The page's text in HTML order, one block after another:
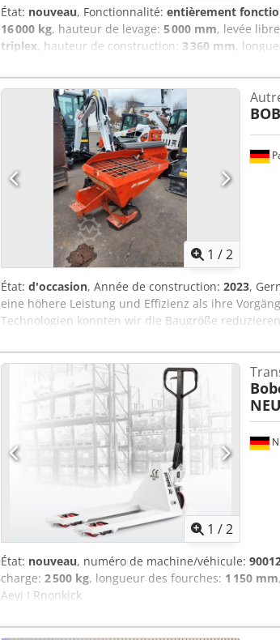
État: nouveau, Fonctionnalité: entièrement
16 000 kg, hauteur de levage: 5 000 mm, levée
triplex, hauteur de construction: 3 360 mm,
, Chariot élévateur diesel Centre de gravité
10 000 kg Type de mât : Triplex Boîte de vitesses :
Type de pneus avant : Superélastique État des
État des pneus arrière : Neuf Dcodpfsy Up S Eox
2025 / DISPONIBLE EN JUILLET 25 Déplacement
phares de travail avant, chauffage, cabine
phare de sécurité, rétroviseurs extérieurs,
hydraulique, radio DAB avec fonction MP3, écran
caméras avant et arrière, système d'alerte de
réglage simultané des fourches avec valve de
1 /2
État: d'occasion, Année de construction: 2023,
eine höhere Leistung und Effizienz als ihre
Technologien konnten wir die Baugröße
verbesserten Kraftstoffeffizienz und einem
La nouvelle génération de moteurs électriques
ses prédécesseurs. Grâce à l’utilisation de
les dimensions et le poids. Cela se traduit par
émissions polluantes.
1 /2
État: nouveau, numéro de machine/véhicule:
charge: 2 500 kg, longueur des fourches: 1 150 mm
Aeyi I Rnonkjck